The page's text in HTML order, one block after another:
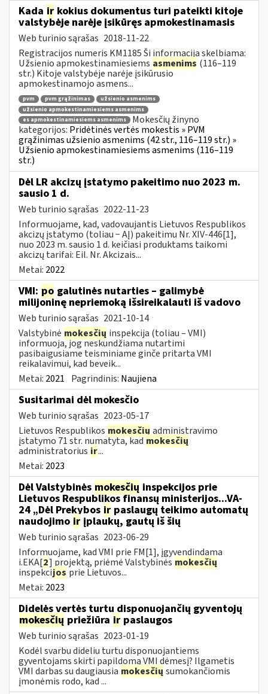
Kada ir kokius dokumentus turi pateikti kitoje
valstybėje narėje įsikūręs apmokestinamasis
Web turinio sąrašas 2018-11-22
Registracijos numeris KM1185 Ši informacija skelbiama:
Užsienio apmokestinamiesiems asmenims (116–119
str.) Kitoje valstybėje narėje įsikūrusio
apmokestinamojo asmens...
pvm pvm grąžinimas
užsienio asmenims
užsienio apmokestinamiesiems asmenims
es apmokestinamiesiems asmenims
Mokesčių žinyno
kategorijos: Pridėtinės vertės mokestis » PVM
grąžinimas užsienio asmenims (42 str., 116–119 str.) »
Užsienio apmokestinamiesiems asmenims (116–119
str.)
Dėl LR akcizų įstatymo pakeitimo nuo 2023 m.
sausio 1 d.
Web turinio sąrašas 2022-11-23
Informuojame, kad, vadovaujantis Lietuvos Respublikos
akcizų įstatymo (toliau − AĮ) pakeitimu Nr. XIV-446[1],
nuo 2023 m. sausio 1 d. keičiasi produktams taikomi
akcizų tarifai: Eil. Nr. Akcizais...
Metai: 2022
VMI: po galutinės nutarties – galimybė
milijoninę nepriemoką išsireikalauti iš vadovo
Web turinio sąrašas 2021-10-14
Valstybinė mokesčių inspekcija (toliau – VMI)
informuoja, jog neskundžiama nutartimi
pasibaigusiame teisminiame ginče pritarta VMI
reikalavimui, kad beveik...
Metai: 2021 Pagrindinis: Naujiena
Susitarimai dėl mokesčio
Web turinio sąrašas 2023-05-17
Lietuvos Respublikos mokesčių administravimo
įstatymo 71 str. numatyta, kadmokesčių
administratorius ir...
Metai: 2023
Dėl Valstybinės mokesčių inspekcijos prie
Lietuvos Respublikos finansų ministerijos...VA-
24 „Dėl Prekybos ir paslaugų teikimo automatų
naudojimo ir įplaukų, gautų iš šių
Web turinio sąrašas 2023-06-29
Informuojame, kad VMI prie FM[1], įgyvendindama
i.EKA[2] projektą, priėmė Valstybinės mokesčių
inspekcijos prie Lietuvos...
Metai: 2023
Didelės vertės turtu disponuojančių gyventojų
mokesčių priežiūra ir paslaugos
Web turinio sąrašas 2023-01-19
Kodėl svarbu dideliu turtu disponuojantiems
gyventojams skirti papildomą VMI dėmesį? Ilgametis
VMI darbas su daugiausia mokesčių sumokančiomis
įmonėmis rodo, kad ...